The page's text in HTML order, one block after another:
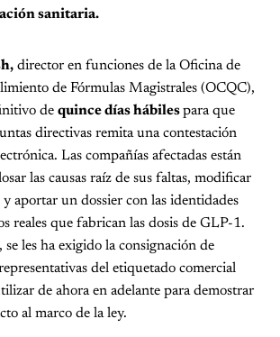
sanitaria.
director en funciones de la Oficina de
de Fórmulas Magistrales (OCQC),
de quince días hábilespara que
directivas remita una contestación
Las compañías afectadas están
las causas raíz de sus faltas, modificar
y aportar un dossier con las identidades
reales que fabrican las dosis de GLP-1.
se les ha exigido la consignación de
del etiquetado comercial
de ahora en adelante para demostrar
al marco de la ley.